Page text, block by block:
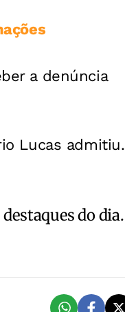
a denúncia
Lucas admitiu.
do dia.